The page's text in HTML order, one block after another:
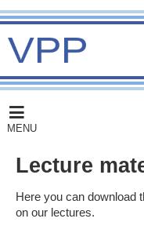
MENU
Lecture
Here you can download
on our lectures.